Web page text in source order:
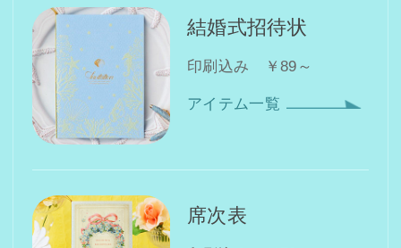
結婚式招待状
印刷込み ￥89～
アイテム一覧
席次表